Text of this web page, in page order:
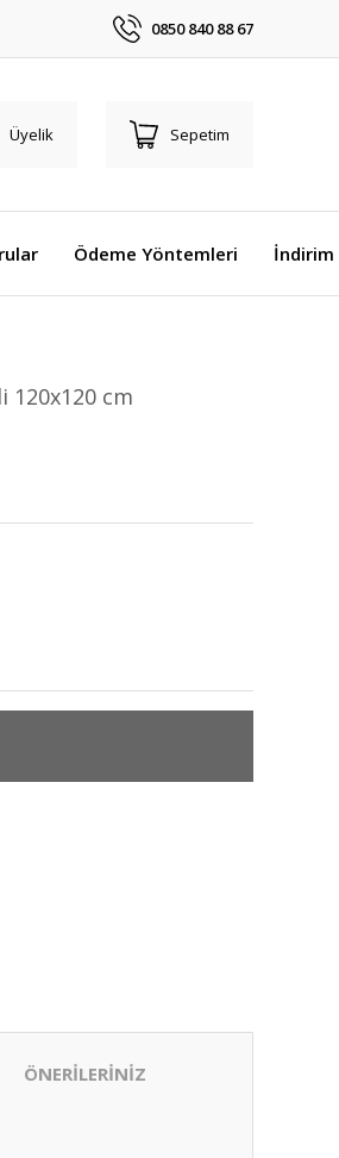
0850 840 88 67
Üyelik Sepetim
Ödeme Yöntemleri İndirim
120x120 cm
ÖNERİLERİNİZ